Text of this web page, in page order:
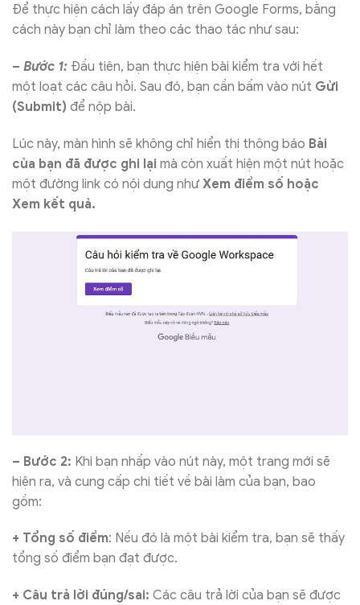
Để thực hiện cách lấy đáp án trên Google Forms, bằng
cách này bạn chỉ làm theo các thao tác như sau:
– Bước 1: Đầu tiên, bạn thực hiện bài kiểm tra với hết
một loạt các câu hỏi. Sau đó, bạn cần bấm vào nút Gửi
(Submit) để nộp bài.
Lúc này, màn hình sẽ không chỉ hiển thị thông báo Bài
của bạn đã được ghi lại mà còn xuất hiện một nút hoặc
một đường link có nội dung như Xem điểm số hoặc
Xem kết quả.
– Bước 2: Khi bạn nhấp vào nút này, một trang mới sẽ
hiện ra, và cung cấp chi tiết về bài làm của bạn, bao
gồm:
+ Tổng số điểm: Nếu đó là một bài kiểm tra, bạn sẽ thấy
tổng số điểm bạn đạt được.
+ Câu trả lời đúng/sai: Các câu trả lời của bạn sẽ được